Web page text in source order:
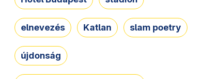
elnevezés Katlan slam poetry
újdonság